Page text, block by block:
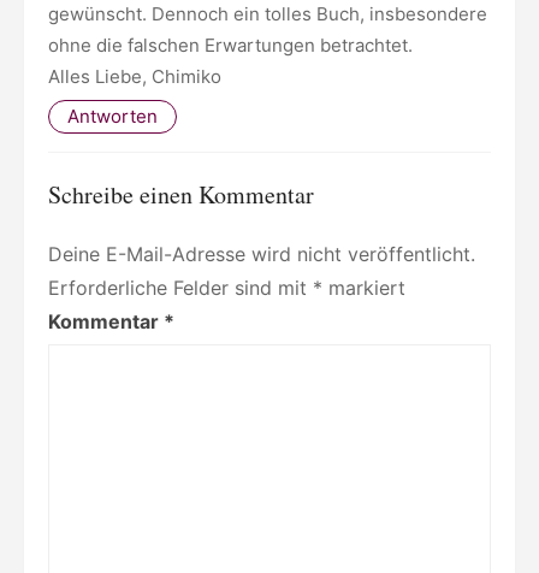
gewünscht. Dennoch ein tolles Buch, insbesondere
ohne die falschen Erwartungen betrachtet.
Alles Liebe, Chimiko
Antworten
Schreibe einen Kommentar
Deine E-Mail-Adresse wird nicht veröffentlicht.
Erforderliche Felder sind mit * markiert
Kommentar *